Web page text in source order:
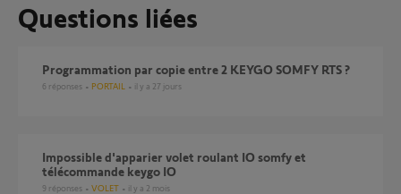
Questions liées
Programmation par copie entre 2 KEYGO SOMFY RTS ?
6 réponses PORTAIL il y a 27 jours
Impossible d'apparier volet roulant IO somfy et
télécommande keygo IO
9 réponses VOLET il y a 2 mois